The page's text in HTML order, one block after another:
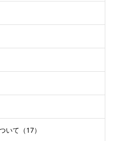
いて（17）